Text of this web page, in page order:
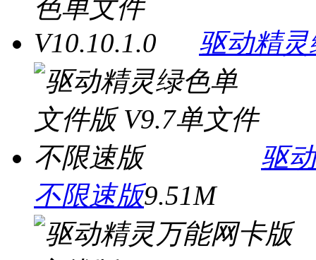
驱动精灵
驱
不限速版9.51M